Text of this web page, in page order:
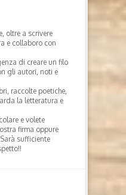
oltre a scrivere
e collaboro con
di creare un filo
gli autori, noti e
raccolte poetiche,
la letteratura e
e volete
firma oppure
sufficiente